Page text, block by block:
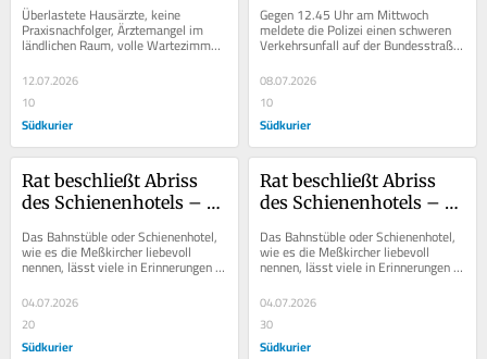
den Alltag der Patienten
Überlastete Hausärzte, keine
Praxisnachfolger, Ärztemangel im
ländlichen Raum, volle Wartezimmer,
langes Warten auf freie Termine,
Personalmangel,...
12.07.2026
10
Südkurier
Gegen 12.45 Uhr am Mittwoch
meldete die Polizei einen schweren
Verkehrsunfall auf der Bundesstraße
Abzweigung...
08.07.2026
10
Südkurier
Rat beschließt Abriss
des Schienenhotels –
legendären Treffpunkt
Das Bahnstüble oder Schienenhotel,
wie es die Meßkircher liebevoll
nennen, lässt viele in Erinnerungen
schwelgen. An Anekdoten dürfte es
nicht...
04.07.2026
20
Südkurier
Rat beschließt Abriss
des Schienenhotels –
legendären Treffpunkt
Das Bahnstüble oder Schienenhotel,
wie es die Meßkircher liebevoll
nennen, lässt viele in Erinnerungen
schwelgen. An Anekdoten dürfte es
nicht...
04.07.2026
30
Südkurier